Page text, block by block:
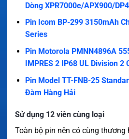
Dòng XPR7000e/APX900/
Pin Icom BP-299 3150mAh
Series
Pin Motorola PMNN4896A
IMPRES 2 IP68 UL Division 2
Pin Model TT-FNB-25
Đàm Hàng Hải
Sử dụng 12 viên cùng loại
Toàn bộ pin nên có cùng thương